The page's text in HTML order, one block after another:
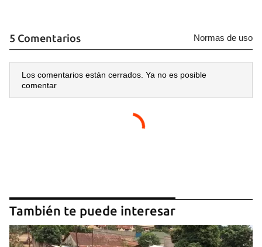
5 Comentarios Normas de uso
Los comentarios están cerrados. Ya no es posible
comentar
También te puede interesar